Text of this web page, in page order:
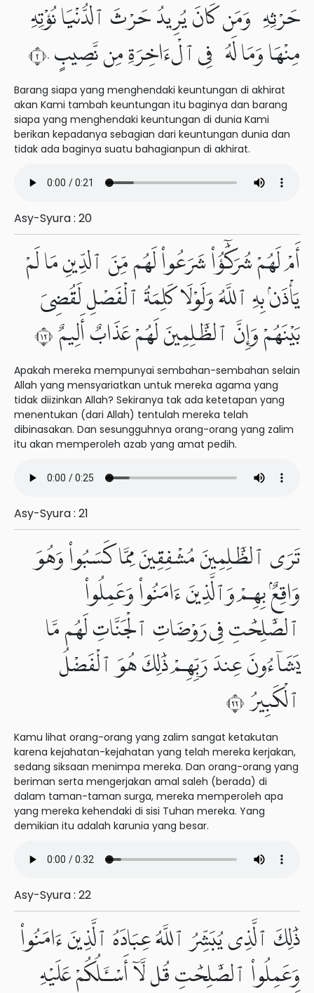
حَرْثِهِۦ وَمَن كَانَ يُرِيدُ حَرْثَ ٱلدُّنْيَا نُؤْتِهِۦ
مِنْهَا وَمَا لَهُۥ فِى ٱلْءَاخِرَةِ مِن نَّصِيبٍ ٢٠
Barang siapa yang menghendaki keuntungan di akhirat
akan Kami tambah keuntungan itu baginya dan barang
siapa yang menghendaki keuntungan di dunia Kami
berikan kepadanya sebagian dari keuntungan dunia dan
tidak ada baginya suatu bahagianpun di akhirat.
Asy-Syura : 20
أَمْ لَهُمْ شُرَكَٰٓؤُا۟ شَرَعُوا۟ لَهُم مِّنَ ٱلدِّينِ مَا لَمْ
يَأْذَنۢ بِهِ ٱللَّهُ وَلَوْلَا كَلِمَةُ ٱلْفَصْلِ لَقُضِىَ
بَيْنَهُمْ وَإِنَّ ٱلظَّٰلِمِينَ لَهُمْ عَذَابٌ أَلِيمٌ ٢١
Apakah mereka mempunyai sembahan-sembahan selain
Allah yang mensyariatkan untuk mereka agama yang
tidak diizinkan Allah? Sekiranya tak ada ketetapan yang
menentukan (dari Allah) tentulah mereka telah
dibinasakan. Dan sesungguhnya orang-orang yang zalim
itu akan memperoleh azab yang amat pedih.
Asy-Syura : 21
تَرَى ٱلظَّٰلِمِينَ مُشْفِقِينَ مِمَّا كَسَبُوا۟ وَهُوَ
وَاقِعٌۢ بِهِمْ وَٱلَّذِينَ ءَامَنُوا۟ وَعَمِلُوا۟
ٱلصَّٰلِحَٰتِ فِى رَوْضَاتِ ٱلْجَنَّاتِ لَهُم مَّا
يَشَآءُونَ عِندَ رَبِّهِمْ ذَٰلِكَ هُوَ ٱلْفَضْلُ
ٱلْكَبِيرُ ٢٢
Kamu lihat orang-orang yang zalim sangat ketakutan
karena kejahatan-kejahatan yang telah mereka kerjakan,
sedang siksaan menimpa mereka. Dan orang-orang yang
beriman serta mengerjakan amal saleh (berada) di
dalam taman-taman surga, mereka memperoleh apa
yang mereka kehendaki di sisi Tuhan mereka. Yang
demikian itu adalah karunia yang besar.
Asy-Syura : 22
ذَٰلِكَ ٱلَّذِى يُبَشِّرُ ٱللَّهُ عِبَادَهُ ٱلَّذِينَ ءَامَنُوا۟
وَعَمِلُوا۟ ٱلصَّٰلِحَٰتِ قُل لَّآ أَسْـَٔلُكُمْ عَلَيْهِ